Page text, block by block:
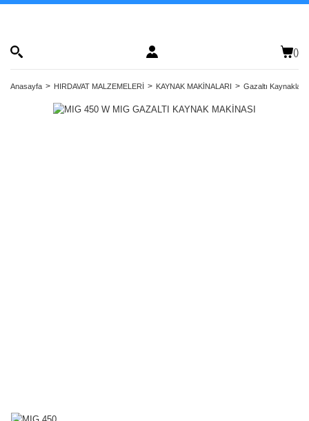
()
Anasayfa HIRDAVAT MALZEMELERİ KAYNAK MAKİNALARI Gazaltı Kaynaklar